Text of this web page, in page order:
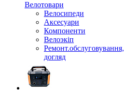
Велотовари
Велосипеди
Аксесуари
Компоненти
Велоэкіп
Ремонт.обслуговування,
догляд